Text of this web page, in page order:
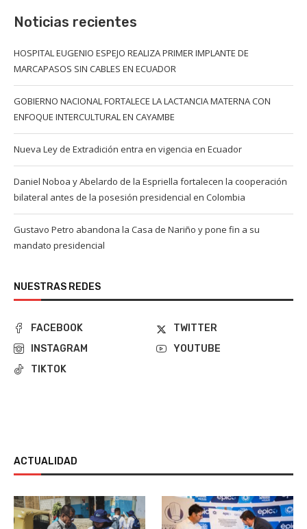
Noticias recientes
HOSPITAL EUGENIO ESPEJO REALIZA PRIMER IMPLANTE DE
MARCAPASOS SIN CABLES EN ECUADOR
GOBIERNO NACIONAL FORTALECE LA LACTANCIA MATERNA CON
ENFOQUE INTERCULTURAL EN CAYAMBE
Nueva Ley de Extradición entra en vigencia en Ecuador
Daniel Noboa y Abelardo de la Espriella fortalecen la cooperación
bilateral antes de la posesión presidencial en Colombia
Gustavo Petro abandona la Casa de Nariño y pone fin a su
mandato presidencial
NUESTRAS REDES
FACEBOOK
TWITTER
INSTAGRAM
YOUTUBE
TIKTOK
ACTUALIDAD